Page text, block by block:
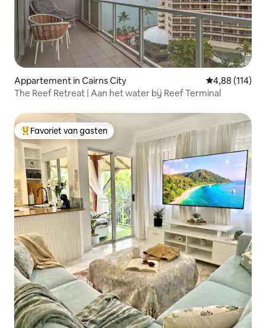
Appartement in Cairns City Gemiddelde
4,88 (114)
The Reef Retreat | Aan het water bij Reef Terminal
Topfavoriet van gasten
Favoriet van gasten